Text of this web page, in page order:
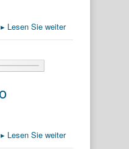
▸ Lesen Sie weiter
▸ Lesen Sie weiter